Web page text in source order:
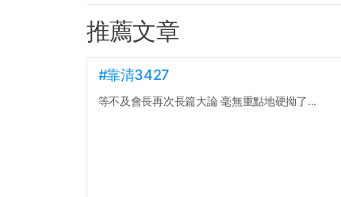
推薦文章
#靠清3427
等不及會長再次長篇大論 毫無重點地硬拗了...